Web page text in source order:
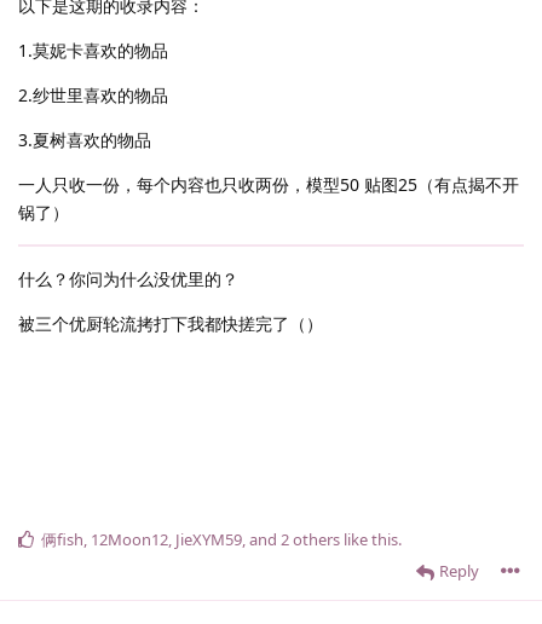
以下是这期的收录内容：
1.莫妮卡喜欢的物品
2.纱世里喜欢的物品
3.夏树喜欢的物品
一人只收一份，每个内容也只收两份，模型50 贴图25（有点揭不开
锅了）
什么？你问为什么没优里的？
被三个优厨轮流拷打下我都快搓完了（）
Reply
俩fish, 12Moon12, JieXYM59, and 2others like this.